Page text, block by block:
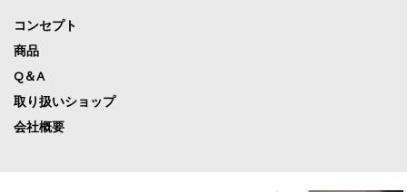
コンセプト
商品
Q＆A
取り扱いショップ
会社概要